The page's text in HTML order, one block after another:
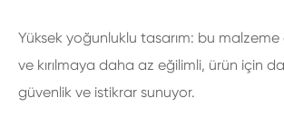
Yüksek yoğunluklu tasarım: bu malzeme
ve kırılmaya daha az eğilimli, ürün için
güvenlik ve istikrar sunuyor.